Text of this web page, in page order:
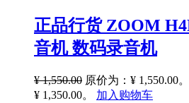
正品行货 ZOOM
音机 数码录音机
¥1,550.00 原价为：¥ 1,550.00。
¥ 1,350.00。
加入购物车